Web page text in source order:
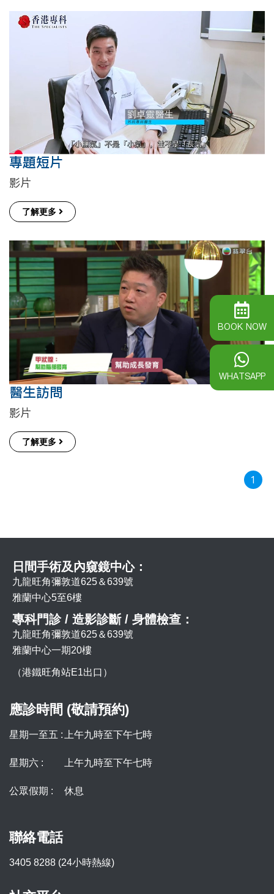
專題短片
影片
了解更多
醫生訪問
影片
了解更多
1
日間手術及內窺鏡中心：
九龍旺角彌敦道625＆639號
雅蘭中心5至6樓
專科門診 / 造影診斷 / 身體檢查：
九龍旺角彌敦道625＆639號
雅蘭中心一期20樓
（港鐵旺角站E1出口）
應診時間 (敬請預約)
星期一至五 : 上午九時至下午七時
星期六 : 上午九時至下午七時
公眾假期 : 休息
聯絡電話
3405 8288 (24小時熱線)
BOOK NOW
WHATSAPP